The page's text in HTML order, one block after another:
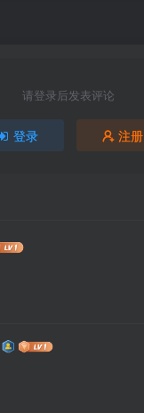
请登录后发表评论
登录 注册